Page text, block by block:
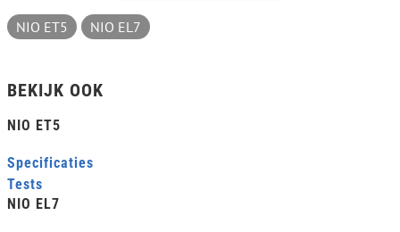
NIO ET5 NIO EL7
BEKIJK OOK
NIO ET5
Specificaties
Tests
NIO EL7